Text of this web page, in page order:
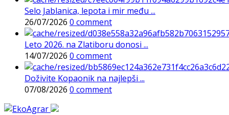
Selo Jablanica, lepota i mir među ...
26/07/2026 0 comment
Leto 2026. na Zlatiboru donosi ...
14/07/2026 0 comment
Doživite Kopaonik na najlepši ...
07/08/2026 0 comment